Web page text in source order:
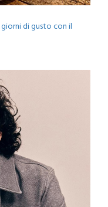
di gusto con il